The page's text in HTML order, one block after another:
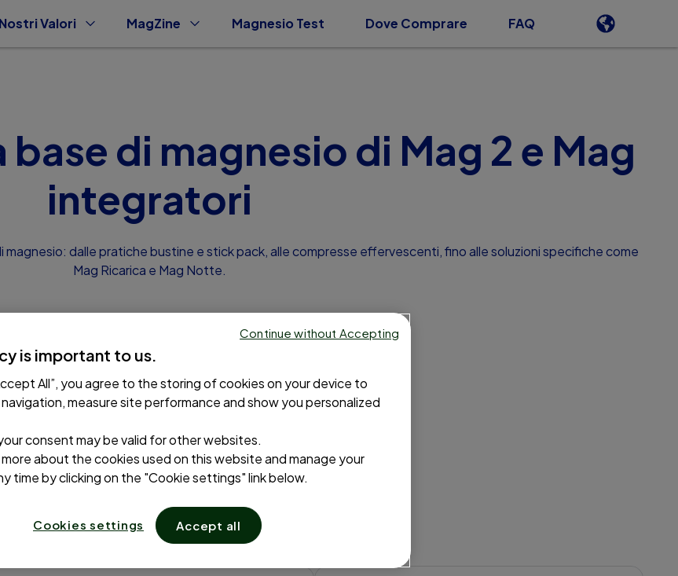
Nostri Valori MagZine Magnesio Test Dove Comprare FAQ
di magnesio di Mag 2 e Mag
integratori
dalle pratiche bustine e stick pack, alle compresse effervescenti, fino alle soluzioni specifiche come
Mag Ricarica e Mag Notte.
is important to us.
All”, you agree to the storing of cookies on your device to
measure site performance and show you personalized
consent may be valid for other websites.
more about the cookies used on this website and manage your
time by clicking on the "Cookie settings" link below.
Cookies settings Accept all
Continue without Accepting